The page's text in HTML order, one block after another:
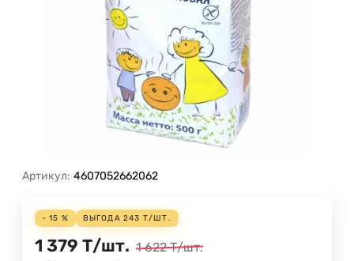
Артикул: 4607052662062
- 15 % ВЫГОДА 243 Т/ШТ.
1 379 Т/шт. 1 622 Т/шт.